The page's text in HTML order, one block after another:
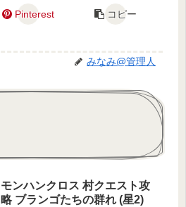
Pinterest コピー
みなみ@管理人
モンハンクロス 村クエスト攻
略 ブランゴたちの群れ (星2)